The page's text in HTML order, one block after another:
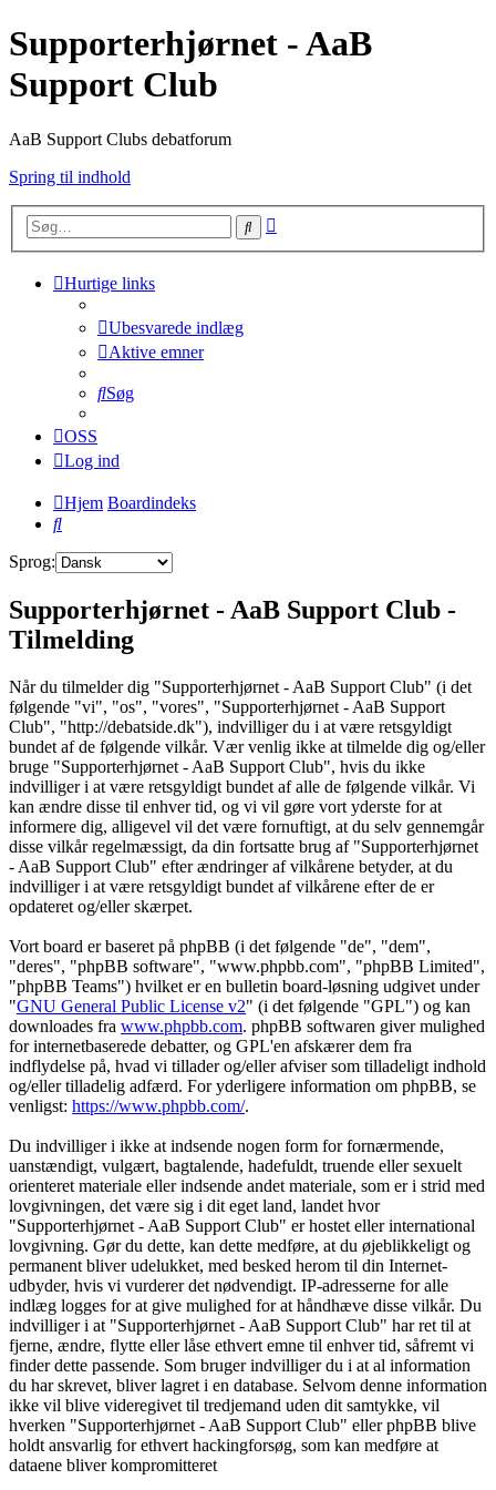
Supporterhjørnet - AaB
Support Club
AaB Support Clubs debatforum
Spring til indhold
Søg
Hurtige links
Ubesvarede indlæg
Aktive emner
Søg
OSS
Log ind
Hjem Boardindeks
Søg
Sprog:
Supporterhjørnet - AaB Support Club -
Tilmelding
Når du tilmelder dig "Supporterhjørnet - AaB Support Club" (i det
følgende "vi", "os", "vores", "Supporterhjørnet - AaB Support
Club", "http://debatside.dk"), indvilliger du i at være retsgyldigt
bundet af de følgende vilkår. Vær venlig ikke at tilmelde dig og/eller
bruge "Supporterhjørnet - AaB Support Club", hvis du ikke
indvilliger i at være retsgyldigt bundet af alle de følgende vilkår. Vi
kan ændre disse til enhver tid, og vi vil gøre vort yderste for at
informere dig, alligevel vil det være fornuftigt, at du selv gennemgår
disse vilkår regelmæssigt, da din fortsatte brug af "Supporterhjørnet
- AaB Support Club" efter ændringer af vilkårene betyder, at du
indvilliger i at være retsgyldigt bundet af vilkårene efter de er
opdateret og/eller skærpet.
Vort board er baseret på phpBB (i det følgende "de", "dem",
"deres", "phpBB software", "www.phpbb.com", "phpBB Limited",
"phpBB Teams") hvilket er en bulletin board-løsning udgivet under
"GNU General Public License v2" (i det følgende "GPL") og kan
downloades fra www.phpbb.com. phpBB softwaren giver mulighed
for internetbaserede debatter, og GPL'en afskærer dem fra
indflydelse på, hvad vi tillader og/eller afviser som tilladeligt indhold
og/eller tilladelig adfærd. For yderligere information om phpBB, se
venligst: https://www.phpbb.com/.
Du indvilliger i ikke at indsende nogen form for fornærmende,
uanstændigt, vulgært, bagtalende, hadefuldt, truende eller sexuelt
orienteret materiale eller indsende andet materiale, som er i strid med
lovgivningen, det være sig i dit eget land, landet hvor
"Supporterhjørnet - AaB Support Club" er hostet eller international
lovgivning. Gør du dette, kan dette medføre, at du øjeblikkeligt og
permanent bliver udelukket, med besked herom til din Internet-
udbyder, hvis vi vurderer det nødvendigt. IP-adresserne for alle
indlæg logges for at give mulighed for at håndhæve disse vilkår. Du
indvilliger i at "Supporterhjørnet - AaB Support Club" har ret til at
fjerne, ændre, flytte eller låse ethvert emne til enhver tid, såfremt vi
finder dette passende. Som bruger indvilliger du i at al information
du har skrevet, bliver lagret i en database. Selvom denne information
ikke vil blive videregivet til tredjemand uden dit samtykke, vil
hverken "Supporterhjørnet - AaB Support Club" eller phpBB blive
holdt ansvarlig for ethvert hackingforsøg, som kan medføre at
dataene bliver kompromitteret